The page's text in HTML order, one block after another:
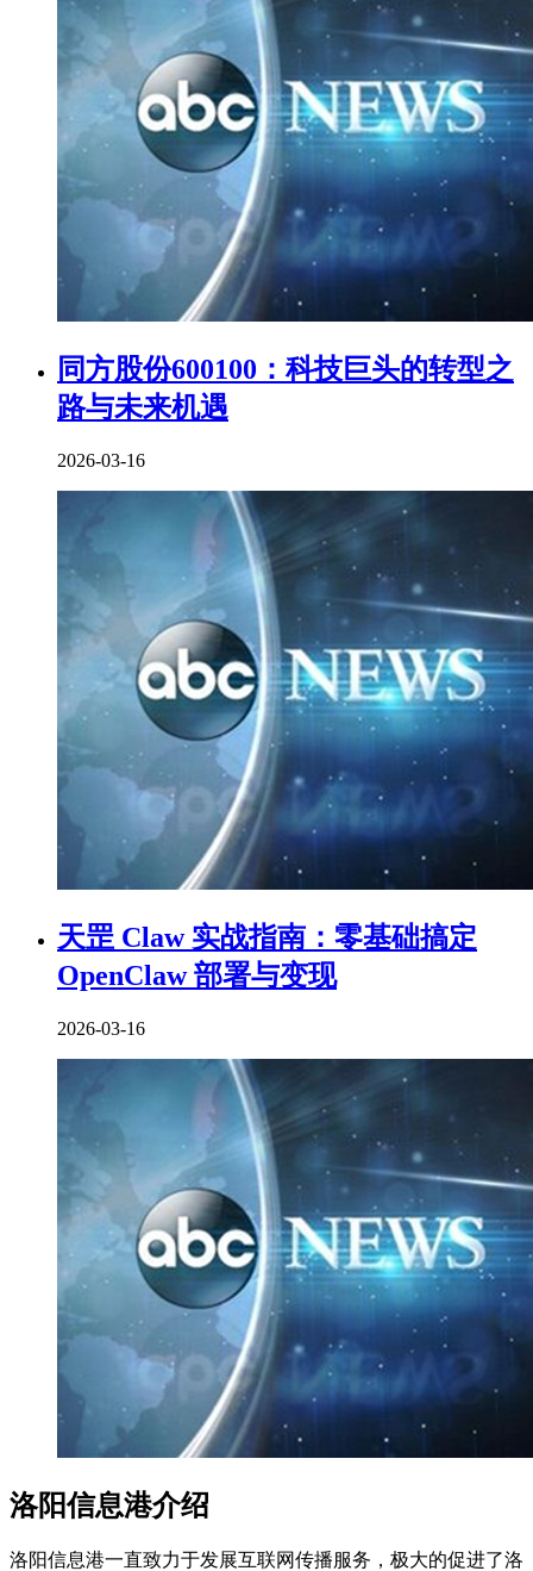
同方股份600100：科技巨头的转型之
路与未来机遇
2026-03-16
天罡 Claw 实战指南：零基础搞定
OpenClaw 部署与变现
2026-03-16
洛阳信息港介绍
洛阳信息港一直致力于发展互联网传播服务，极大的促进了洛